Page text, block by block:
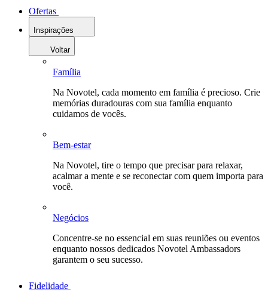
Ofertas
Inspirações
Voltar
Família
Na Novotel, cada momento em família é precioso. Crie
memórias duradouras com sua família enquanto
cuidamos de vocês.
Bem-estar
Na Novotel, tire o tempo que precisar para relaxar,
acalmar a mente e se reconectar com quem importa para
você.
Negócios
Concentre-se no essencial em suas reuniões ou eventos
enquanto nossos dedicados Novotel Ambassadors
garantem o seu sucesso.
Fidelidade